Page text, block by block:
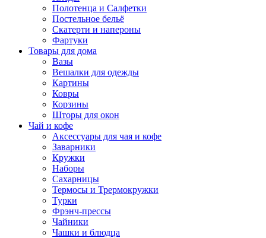
Полотенца и Салфетки
Постельное бельё
Скатерти и напероны
Фартуки
Товары для дома
Вазы
Вешалки для одежды
Картины
Ковры
Корзины
Шторы для окон
Чай и кофе
Аксессуары для чая и кофе
Заварники
Кружки
Наборы
Сахарницы
Термосы и Трермокружки
Турки
Фрэнч-прессы
Чайники
Чашки и блюдца